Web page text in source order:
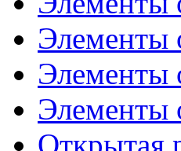
Элементы
Элементы
Элементы
Открытая